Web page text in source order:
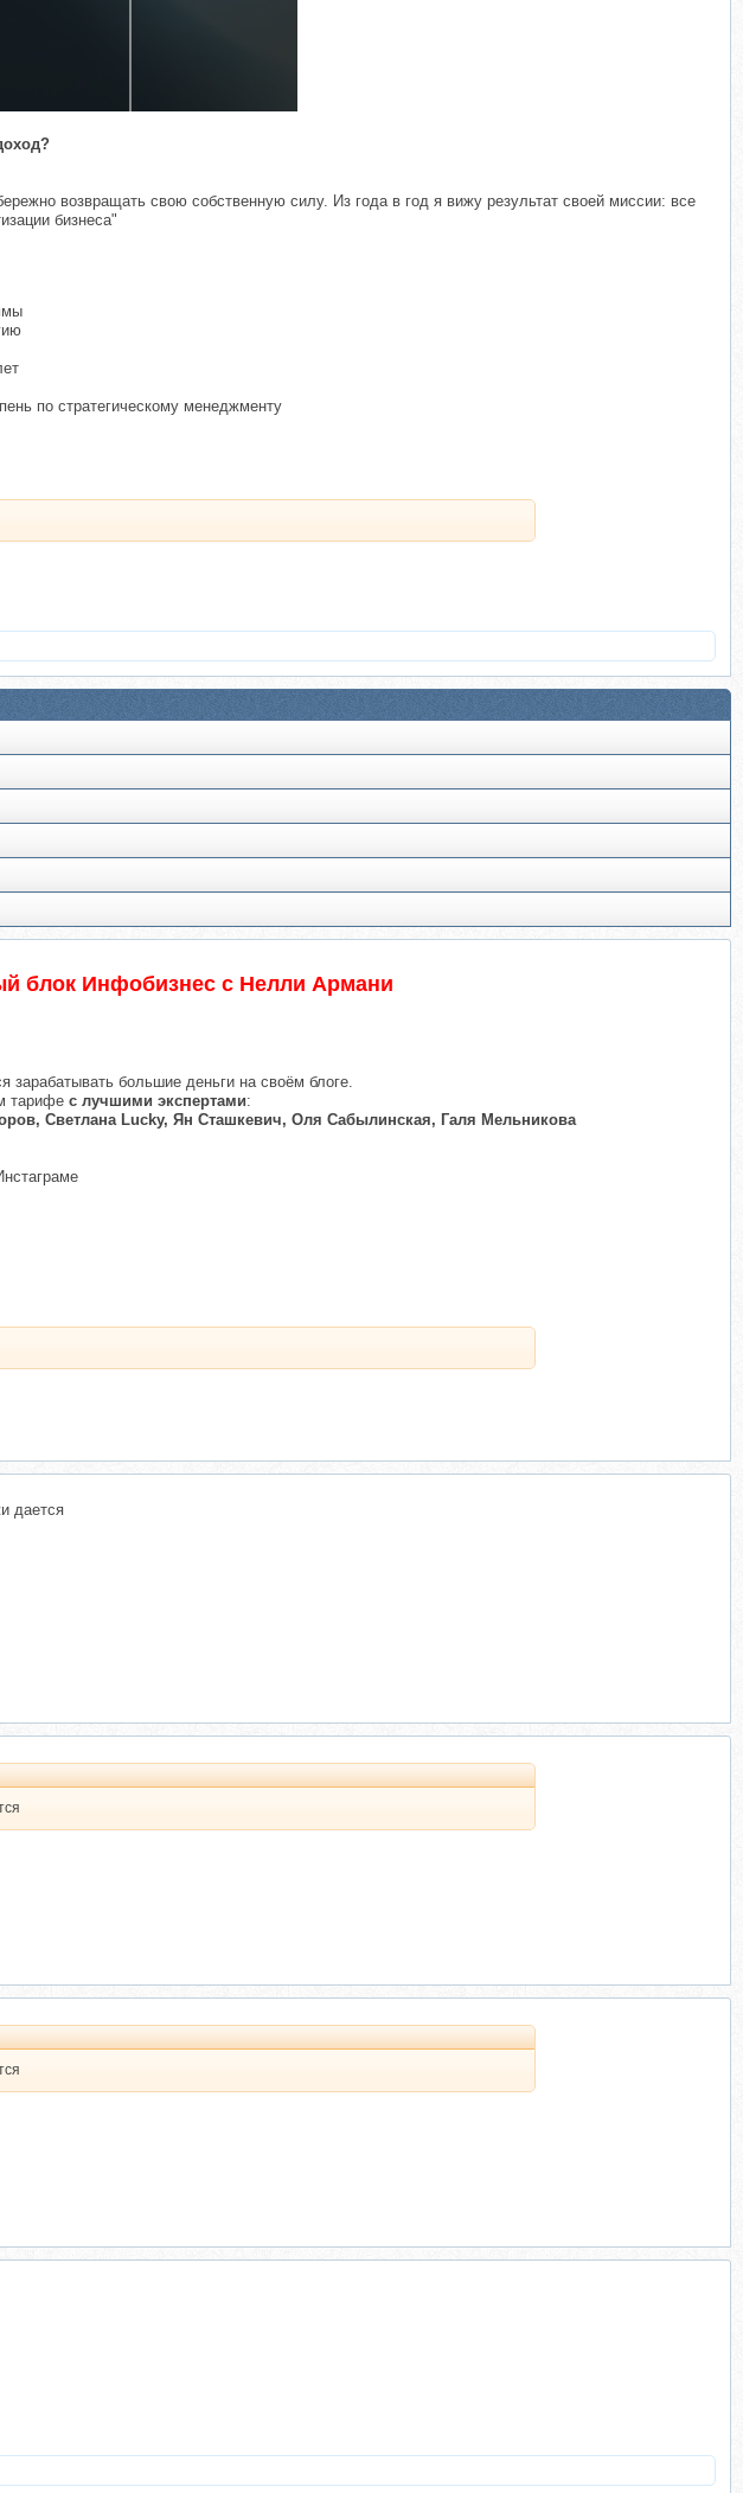
возвращать свою собственную силу. Из года в год я вижу результат своей миссии: все
бизнеса"
по стратегическому менеджменту
блок Инфобизнес с Нелли Армани
зарабатывать большие деньги на своём блоге.
тарифе с лучшими экспертами:
Светлана Lucky, Ян Сташкевич, Оля Сабылинская, Галя Мельникова
дается